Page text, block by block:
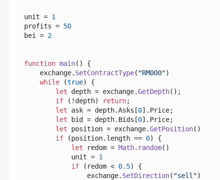
unit = 1
profits = 50
bei = 2
function main( ) {
    exchange.
SetContractType( "RM000")
while (true) {
let depth = exchange.GetDepth();
if (!depth) return;
let ask = depth.Asks [0]. Price;
let bid = depth. Bids [0]. Price;
let position = exchange.GetPosition()
if (position. length == 0) {
let redom = Math. random()
            unit =
1
if (redom < 0.5) {
                exchange.
SetDirection( "sell")